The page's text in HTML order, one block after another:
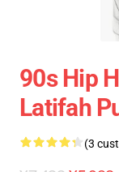
90s Hip
Latifah
(3